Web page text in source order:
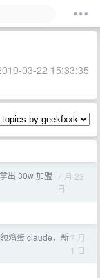
03-22 15:33:35
出 30w 加盟 7 月 23
日
鸡蛋 claude，新7 月
1 日